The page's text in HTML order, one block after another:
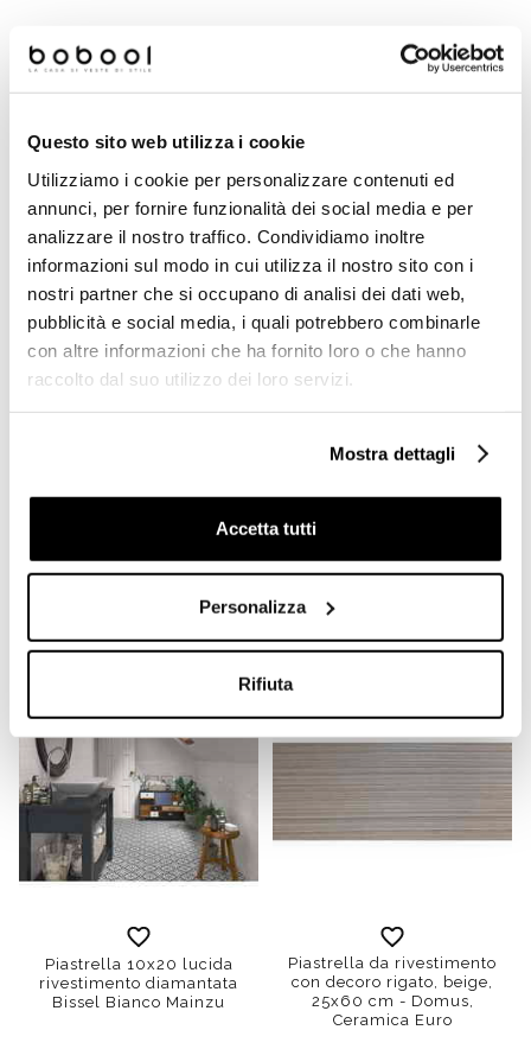
Questo sito web utilizza i cookie
Utilizziamo i cookie per personalizzare contenuti ed
annunci, per fornire funzionalità dei social media e per
analizzare il nostro traffico. Condividiamo inoltre
informazioni sul modo in cui utilizza il nostro sito con i
nostri partner che si occupano di analisi dei dati web,
pubblicità e social media, i quali potrebbero combinarle
con altre informazioni che ha fornito loro o che hanno
raccolto dal suo utilizzo dei loro servizi.
Mostra dettagli
Accetta tutti
Personalizza
Rifiuta
€ 17,90/MQ € 18,05/MQ
Prodotti simili
Offerta Offerta
10X30 Moro satinata di
€ 17,90/MQ
Piastrella 10x20 lucida
rivestimento diamantata
Bissel Bianco Mainzu
Piastrella da rivestimento
con decoro rigato, beige,
25x60 cm - Domus,
Ceramica Euro